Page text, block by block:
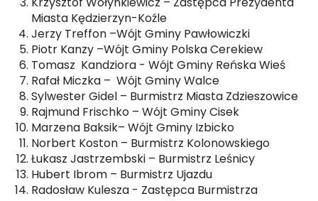
Miasta Kędzierzyn-Koźle
Jerzy Treffon –Wójt Gminy Pawłowiczki
Piotr Kanzy –Wójt Gminy Polska Cerekiew
Tomasz Kandziora - Wójt Gminy Reńska Wieś
Rafał Miczka – Wójt Gminy Walce
Sylwester Gidel – Burmistrz Miasta Zdzieszowice
Rajmund Frischko – Wójt Gminy Cisek
Marzena Baksik– Wójt Gminy Izbicko
Norbert Koston – Burmistrz Kolonowskiego
Łukasz Jastrzembski – Burmistrz Leśnicy
Hubert Ibrom – Burmistrz Ujazdu
Radosław Kulesza - Zastępca Burmistrza